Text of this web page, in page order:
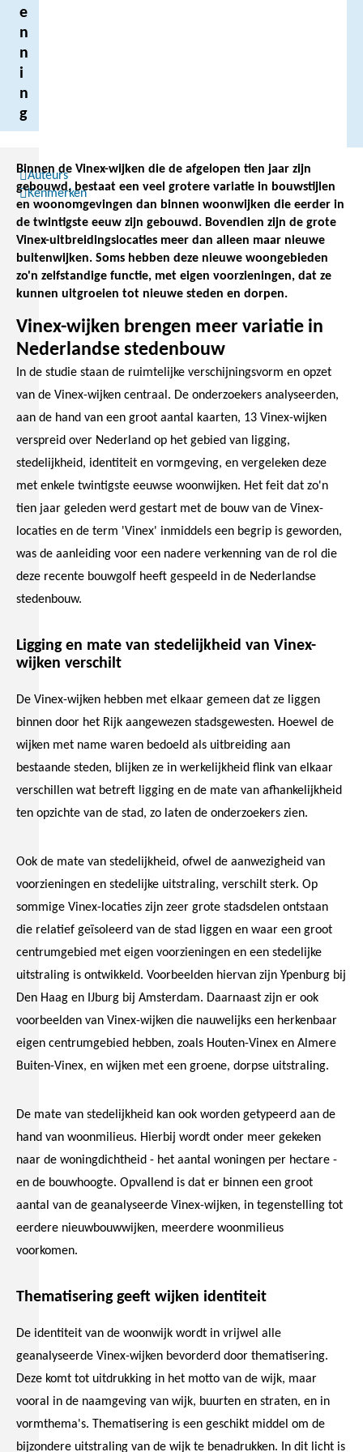
e
n
n
i
n
g
Auteurs
Kenmerken
Binnen de Vinex-wijken die de afgelopen tien jaar zijn
gebouwd, bestaat een veel grotere variatie in bouwstijlen
en woonomgevingen dan binnen woonwijken die eerder in
de twintigste eeuw zijn gebouwd. Bovendien zijn de grote
Vinex-uitbreidingslocaties meer dan alleen maar nieuwe
buitenwijken. Soms hebben deze nieuwe woongebieden
zo'n zelfstandige functie, met eigen voorzieningen, dat ze
kunnen uitgroeien tot nieuwe steden en dorpen.
Vinex-wijken brengen meer variatie in
Nederlandse stedenbouw
In de studie staan de ruimtelijke verschijningsvorm en opzet
van de Vinex-wijken centraal. De onderzoekers analyseerden,
aan de hand van een groot aantal kaarten, 13 Vinex-wijken
verspreid over Nederland op het gebied van ligging,
stedelijkheid, identiteit en vormgeving, en vergeleken deze
met enkele twintigste eeuwse woonwijken. Het feit dat zo'n
tien jaar geleden werd gestart met de bouw van de Vinex-
locaties en de term 'Vinex' inmiddels een begrip is geworden,
was de aanleiding voor een nadere verkenning van de rol die
deze recente bouwgolf heeft gespeeld in de Nederlandse
stedenbouw.
Ligging en mate van stedelijkheid van Vinex-
wijken verschilt
De Vinex-wijken hebben met elkaar gemeen dat ze liggen
binnen door het Rijk aangewezen stadsgewesten. Hoewel de
wijken met name waren bedoeld als uitbreiding aan
bestaande steden, blijken ze in werkelijkheid flink van elkaar
verschillen wat betreft ligging en de mate van afhankelijkheid
ten opzichte van de stad, zo laten de onderzoekers zien.
Ook de mate van stedelijkheid, ofwel de aanwezigheid van
voorzieningen en stedelijke uitstraling, verschilt sterk. Op
sommige Vinex-locaties zijn zeer grote stadsdelen ontstaan
die relatief geïsoleerd van de stad liggen en waar een groot
centrumgebied met eigen voorzieningen en een stedelijke
uitstraling is ontwikkeld. Voorbeelden hiervan zijn Ypenburg bij
Den Haag en IJburg bij Amsterdam. Daarnaast zijn er ook
voorbeelden van Vinex-wijken die nauwelijks een herkenbaar
eigen centrumgebied hebben, zoals Houten-Vinex en Almere
Buiten-Vinex, en wijken met een groene, dorpse uitstraling.
De mate van stedelijkheid kan ook worden getypeerd aan de
hand van woonmilieus. Hierbij wordt onder meer gekeken
naar de woningdichtheid - het aantal woningen per hectare -
en de bouwhoogte. Opvallend is dat er binnen een groot
aantal van de geanalyseerde Vinex-wijken, in tegenstelling tot
eerdere nieuwbouwwijken, meerdere woonmilieus
voorkomen.
Thematisering geeft wijken identiteit
De identiteit van de woonwijk wordt in vrijwel alle
geanalyseerde Vinex-wijken bevorderd door thematisering.
Deze komt tot uitdrukking in het motto van de wijk, maar
vooral in de naamgeving van wijk, buurten en straten, en in
vormthema's. Thematisering is een geschikt middel om de
bijzondere uitstraling van de wijk te benadrukken. In dit licht is